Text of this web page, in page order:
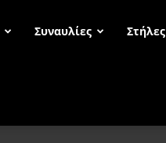
Συναυλίες Στήλες